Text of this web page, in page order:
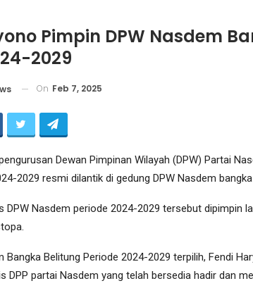
Pimpin DPW Nasdem
2029
On Feb 7, 2025
Dewan Pimpinan Wilayah (DPW) Partai
2029 resmi dilantik di gedung DPW Nasdem
DPW Nasdem periode 2024-2029 tersebut dipimpin
Bangka Belitung Periode 2024-2029 terpilih, Fendi
DPP partai Nasdem yang telah bersedia hadir dan